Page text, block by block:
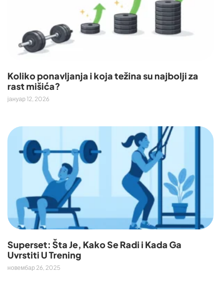
Koliko ponavljanja i koja težina su najbolji za
rast mišića?
јануар 12, 2026
Superset: Šta Je, Kako Se Radi i Kada Ga
Uvrstiti U Trening
новембар 26, 2025